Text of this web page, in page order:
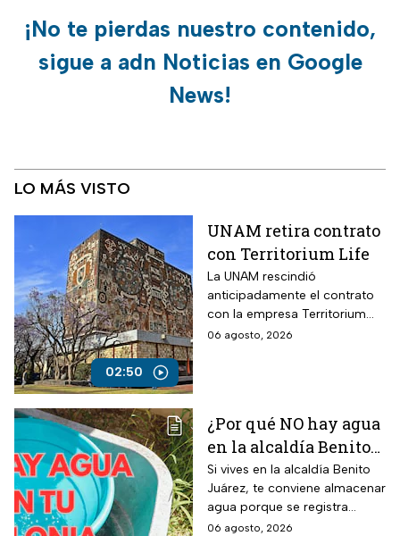
¡No te pierdas nuestro contenido,
sigue a adn Noticias en Google
News!
LO MÁS VISTO
02:50
UNAM retira contrato
con Territorium Life
La UNAM rescindió
anticipadamente el contrato
con la empresa Territorium
Life, encargada del examen
06 agosto, 2026
¿Por qué NO hay agua
en la alcaldía Benito
Juárez? Lista de
colonias afectadas
hasta el viernes
Si vives en la alcaldía Benito
Juárez, te conviene almacenar
agua porque se registra
suspensión del suministro por
06 agosto, 2026